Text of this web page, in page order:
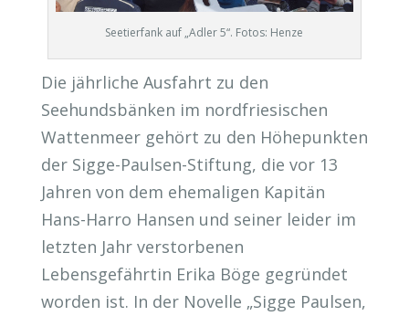
Seetierfank auf „Adler 5“. Fotos: Henze
Die jährliche Ausfahrt zu den
Seehundsbänken im nordfriesischen
Wattenmeer gehört zu den Höhepunkten
der Sigge-Paulsen-Stiftung, die vor 13
Jahren von dem ehemaligen Kapitän
Hans-Harro Hansen und seiner leider im
letzten Jahr verstorbenen
Lebensgefährtin Erika Böge gegründet
worden ist. In der Novelle „Sigge Paulsen,